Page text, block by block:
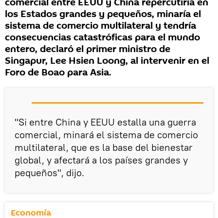
los Estados grandes y pequeños, minaría el
sistema de comercio multilateral y tendría
consecuencias catastróficas para el mundo
entero, declaró el primer ministro de
Singapur, Lee Hsien Loong, al intervenir en el
Foro de Boao para Asia.
"Si entre China y EEUU estalla una guerra
comercial, minará el sistema de comercio
multilateral, que es la base del bienestar
global, y afectará a los países grandes y
pequeños", dijo.
Economía